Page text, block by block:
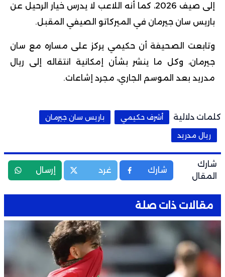
إلى صيف 2026، كما أنه اللاعب لا يدرس خيار الرحيل عن
باريس سان جيرمان في الميركاتو الصيفي المقبل.
وتابعت الصحيفة أنحكيمي يركز على مساره مع سان
جيرمان، وكل ما ينشر بشأن إمكانية انتقاله إلى ريال
مدريد بعد الموسم الجاري، مجرد إشاعات.
كلمات دلالية أشرف حكيمي
باريس سان جيرمان
ريال مدريد
شارك
المقال
شارك غرد إرسال
مقالات ذات صلة